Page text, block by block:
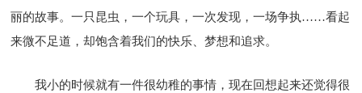
丽的故事。一只昆虫，一个玩具，一次发现，一场争执……看起
来微不足道，却饱含着我们的快乐、梦想和追求。
我小的时候就有一件很幼稚的事情，现在回想起来还觉得很